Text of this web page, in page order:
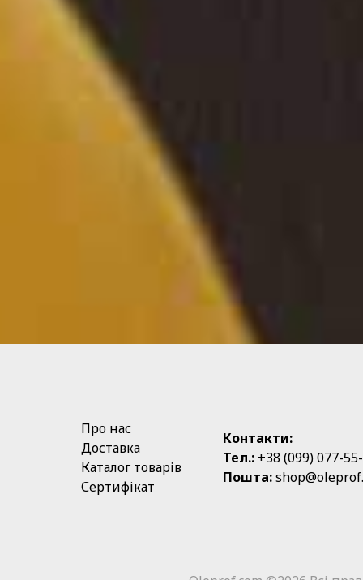
Про нас
Доставка
Каталог товарів
Сертифікат
Контакти:
Тел.: +38 (099) 077-
Пошта: